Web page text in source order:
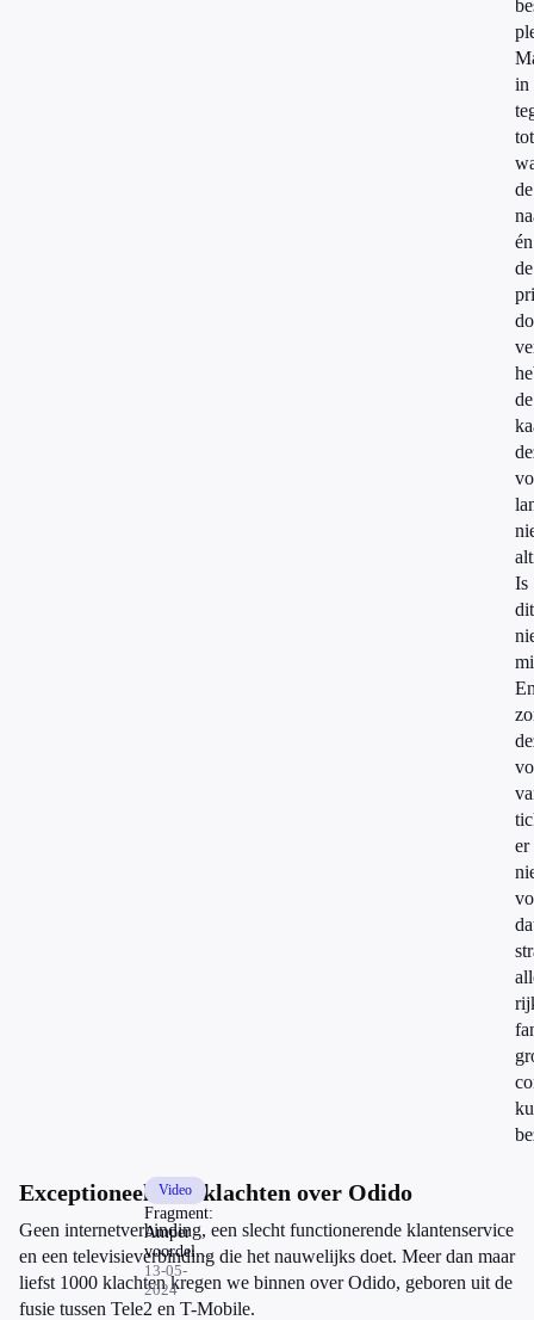
in
tot
de
én
de
de
Is
dit
er
Video
Fragment:
Amper
voordelen
bij dure
platinum
tickets
13-05-
2024
Exceptioneel veel klachten over Odido
Geen internetverbinding, een slecht functionerende klantenservice
en een televisieverbinding die het nauwelijks doet. Meer dan maar
liefst 1000 klachten kregen we binnen over Odido, geboren uit de
fusie tussen Tele2 en T-Mobile.